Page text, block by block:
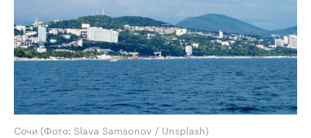
Сочи (Фото: Slava Samsonov / Unsplash)